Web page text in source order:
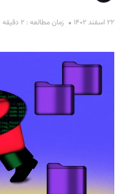
۲۲ اسفند ۱۴۰۲ زمان مطالعه : ۲ دقیقه